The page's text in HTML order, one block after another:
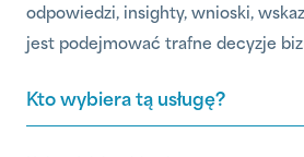
odpowiedzi, insighty, wnioski,
jest podejmować trafne decyzje
Kto wybiera tą usługę?